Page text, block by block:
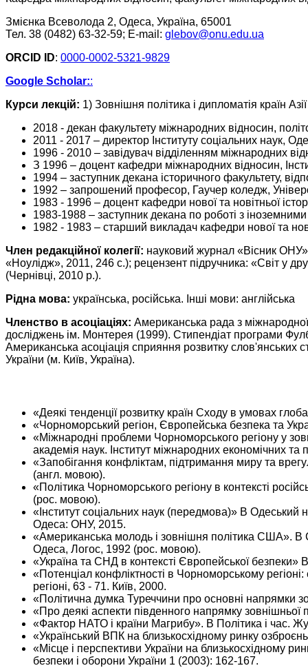
Змієнка Всеволода 2, Одеса, Україна, 65001
Тел. 38 (0482) 63-32-59; E-mail: glebov@onu.edu.ua
ORCID ID: 0000-0002-5321-9829
Google Scholar::
Курси лекцій: 1) Зовнішня політика і дипломатія країн
2018 - декан факультету міжнародних відносин,
2011 - 2017 – директор Інституту соціальних наук,
1996 - 2010 – завідувач відділенням міжнародних
З 1996 – доцент кафедри міжнародних відносин,
1994 – заступник декана історичного факультету,
1992 – запрошений професор, Гаучер коледж,
1983 - 1996 – доцент кафедри нової та новітньої
1983-1988 – заступник декана по роботі з
1982 - 1983 – старший викладач кафедри нової та
Член редакційної колегії: науковий журнал «Вісник
«Ноулідж», 2011, 246 с.); рецензент підручника: «Світ у
(Чернівці, 2010 р.).
Рідна мова: українська, російська. Інші мови: англійська
Членство в асоціаціях: Американська рада з міжнародної
досліджень ім. Монтерея (1999). Стипендіат програми
Американська асоціація сприяння розвитку
України (м. Київ, Україна).
«Деякі тенденції розвитку країн Сходу в умовах
«Чорноморський регіон, Європейська безпека та
«Міжнародні проблеми Чорноморського регіону у
академія наук. Інститут міжнародних економічних
«Запобігання конфліктам, підтримання миру та
(англ. мовою).
«Політика Чорноморського регіону в контексті
(рос. мовою).
«Інститут соціальних наук (передмова)» В Одеський
Одеса: ОНУ, 2015.
«Американська молодь і зовнішня політика США». В
Одеса, Логос, 1992 (рос. мовою).
«Україна та СНД в контексті Європейської
«Потенціал конфліктності в Чорноморському
регіоні, 63 - 71. Київ, 2000.
«Політична думка Туреччини про основні напрямки
«Про деякі аспекти південного напрямку зовнішньої
«Фактор НАТО і країни Магрибу». В Політика і час.
«Український ВПК на близькосхідному ринку
«Місце і перспективи України на близькосхідному
безпеки і оборони України 1 (2003): 162-167.